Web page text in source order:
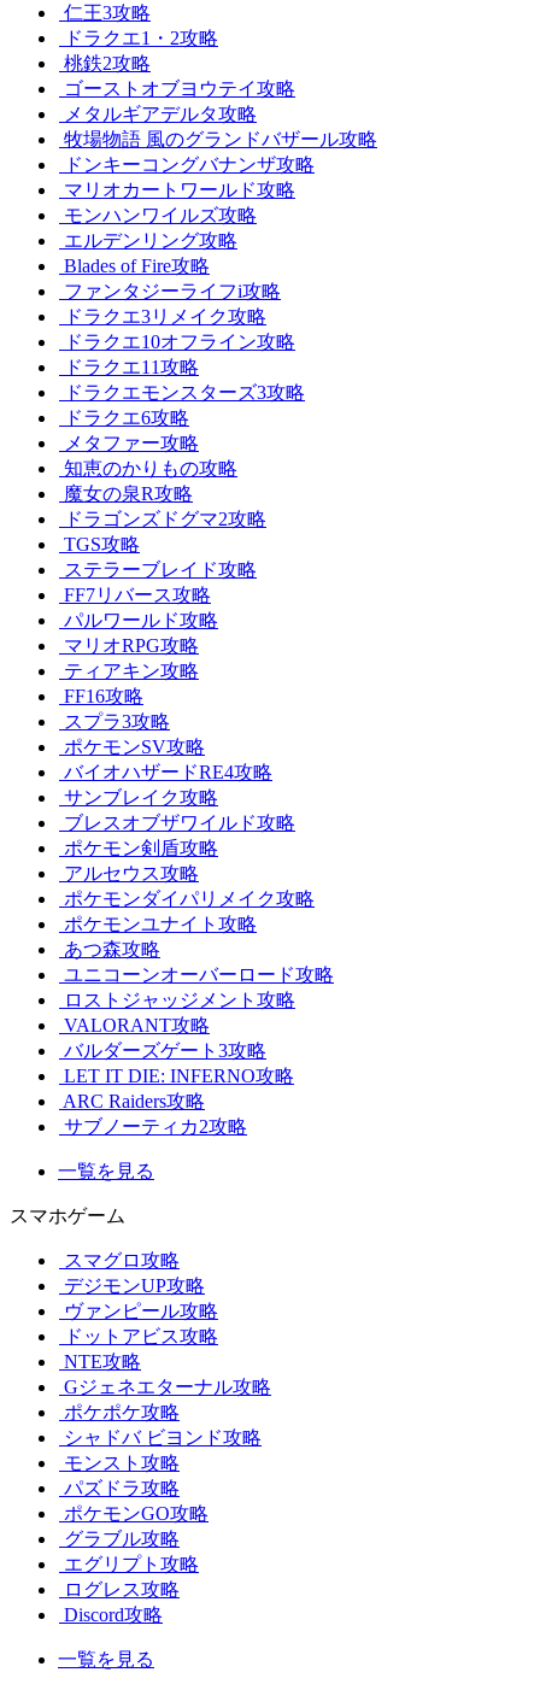
仁王3攻略
ドラクエ1・2攻略
桃鉄2攻略
ゴーストオブヨウテイ攻略
メタルギアデルタ攻略
牧場物語 風のグランドバザール攻略
ドンキーコングバナンザ攻略
マリオカートワールド攻略
モンハンワイルズ攻略
エルデンリング攻略
Blades of Fire攻略
ファンタジーライフi攻略
ドラクエ3リメイク攻略
ドラクエ10オフライン攻略
ドラクエ11攻略
ドラクエモンスターズ3攻略
ドラクエ6攻略
メタファー攻略
知恵のかりもの攻略
魔女の泉R攻略
ドラゴンズドグマ2攻略
TGS攻略
ステラーブレイド攻略
FF7リバース攻略
パルワールド攻略
マリオRPG攻略
ティアキン攻略
FF16攻略
スプラ3攻略
ポケモンSV攻略
バイオハザードRE4攻略
サンブレイク攻略
ブレスオブザワイルド攻略
ポケモン剣盾攻略
アルセウス攻略
ポケモンダイパリメイク攻略
ポケモンユナイト攻略
あつ森攻略
ユニコーンオーバーロード攻略
ロストジャッジメント攻略
VALORANT攻略
バルダーズゲート3攻略
LET IT DIE: INFERNO攻略
ARC Raiders攻略
サブノーティカ2攻略
一覧を見る
スマホゲーム
スマグロ攻略
デジモンUP攻略
ヴァンピール攻略
ドットアビス攻略
NTE攻略
Gジェネエターナル攻略
ポケポケ攻略
シャドバ ビヨンド攻略
モンスト攻略
パズドラ攻略
ポケモンGO攻略
グラブル攻略
エグリプト攻略
ログレス攻略
Discord攻略
一覧を見る